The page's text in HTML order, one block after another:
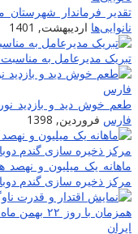
تقدیر فرماندار شهرستان
نانوایی‌ها اردیبهشت, 1401
تبریک مدیرعامل به
طعم خوش دید و بازدید
فارس فروردین, 1398
ماهانه یک میلیون و نهصد
مرکز ذخیره سازی گندم